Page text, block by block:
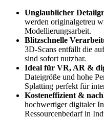
Unglaublicher
werden originalgetreu
Modellierungsarbeit.
Blitzschnelle
3D-Scans entfällt die
sind sofort nutzbar.
Ideal für VR, AR &
Dateigröße und hohe
Splatting perfekt für
Kosteneffizient &
hochwertiger digitaler
Ressourcenbedarf in